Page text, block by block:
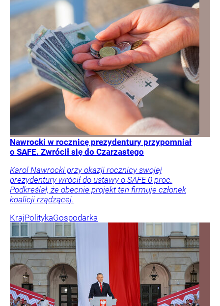
Nawrocki w rocznicę prezydentury przypomniał
o SAFE. Zwrócił się do Czarzastego
Karol Nawrocki przy okazji rocznicy swojej
prezydentury wrócił do ustawy o SAFE 0 proc.
Podkreślał, że obecnie projekt ten firmuje członek
koalicji rządzącej.
KrajPolitykaGospodarka